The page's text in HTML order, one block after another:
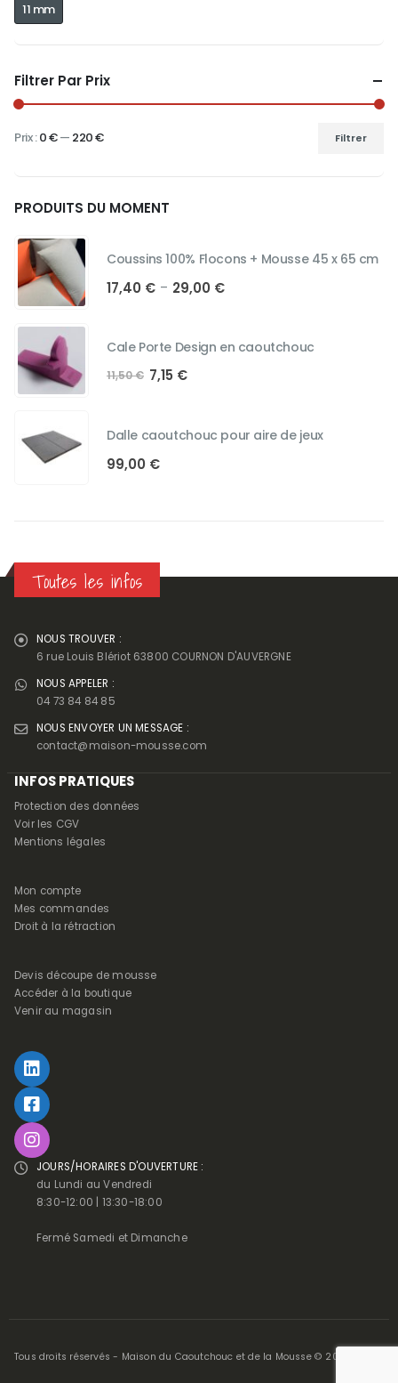
11 mm
Filtrer Par Prix
Filtrer
Prix :0 €— 220 €
PRODUITS DU MOMENT
Coussins 100% Flocons + Mousse 45 x 65 cm
17,40 € – 29,00 €Plage
à
Cale Porte Design en caoutchouc
11,50€ Le
était :
11,50 €.
7,15 €Le
est :
7,15 €.
Dalle caoutchouc pour aire de jeux
99,00 €
Toutes les infos
NOUS TROUVER :
6 rue Louis Blériot 63800 COURNON D'AUVERGNE
NOUS APPELER :
04 73 84 84 85
NOUS ENVOYER UN MESSAGE :
contact@maison-mousse.com
INFOS PRATIQUES
Protection des données
Voir les CGV
Mentions légales
Mon compte
Mes commandes
Droit à la rétraction
Devis découpe de mousse
Accéder à la boutique
Venir au magasin
JOURS/HORAIRES D'OUVERTURE :
du Lundi au Vendredi
8:30-12:00 | 13:30-18:00
Fermé Samedi et Dimanche
Tous droits réservés - Maison du Caoutchouc et de la Mousse © 2025